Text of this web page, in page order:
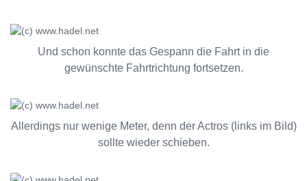
Und schon konnte das Gespann die Fahrt in die
gewünschte Fahrtrichtung fortsetzen.
Allerdings nur wenige Meter, denn der Actros (links im Bild)
sollte wieder schieben.